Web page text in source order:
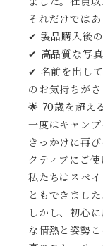
それだけではあ
✔ 製品購入後
✔ 高品質な写真
✔ 名前を出し
のお気持ちがさ
🌟 70歳を超え
一度はキャン
きっかけに再
クティブにご使
私たちはスペ
ともできました
しかし、初心
な情熱と姿勢